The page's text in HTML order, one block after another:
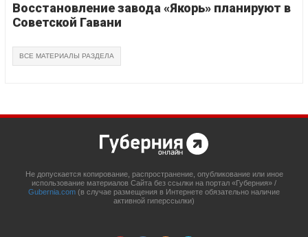
Восстановление завода «Якорь» планируют в
Советской Гавани
ВСЕ МАТЕРИАЛЫ РАЗДЕЛА
Не допускается копирование, распространение, опубликование или иное
использование материалов Сайта без ссылки на портал «Губерния» /
Gubernia.com (в случае размещения в Интернете обязательно наличие
активной гиперссылки)